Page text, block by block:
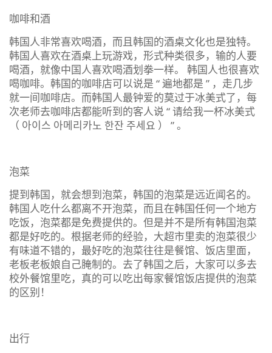
咖啡和酒
韩国人非常喜欢喝酒，而且韩国的酒桌文化也是独特。
韩国人喜欢在酒桌上玩游戏，形式种类很多，输的人要
喝酒，就像中国人喜欢喝酒划拳一样。 韩国人也很喜欢
喝咖啡。韩国的咖啡店可以说是 “ 遍地都是 ” ，走几步
就一间咖啡店。而韩国人最钟爱的莫过于冰美式了，每
次老师去咖啡店都能听到的客人说 “ 请给我一杯冰美式
（ 아이스 아메리카노 한잔 주세요 ） ” 。
泡菜
提到韩国，就会想到泡菜，韩国的泡菜是远近闻名的。
韩国人吃什么都离不开泡菜，而且在韩国任何一个地方
吃饭，泡菜都是免费提供的。但是并不是所有韩国泡菜
都是好吃的。根据老师的经验，大超市里卖的泡菜很少
有味道不错的，最好吃的泡菜往往是餐馆、饭店里面，
老板老板娘自己腌制的。去了韩国之后，大家可以多去
校外餐馆里吃，真的可以吃出每家餐馆饭店提供的泡菜
的区别！
出行